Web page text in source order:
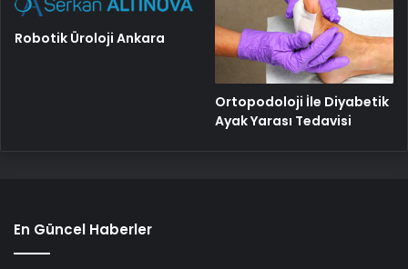
Robotik Üroloji Ankara
Ortopodoloji İle Diyabetik
Ayak Yarası Tedavisi
En Güncel Haberler